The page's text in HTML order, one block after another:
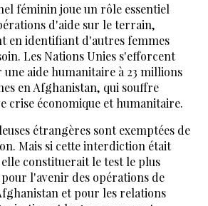
féminin joue un rôle essentiel
d'aide sur le terrain,
en identifiant d'autres femmes
Les Nations Unies s'efforcent
aide humanitaire à 23 millions
en Afghanistan, qui souffre
crise économique et humanitaire.
étrangères sont exemptées de
Mais si cette interdiction était
constituerait le test le plus
l'avenir des opérations de
et pour les relations